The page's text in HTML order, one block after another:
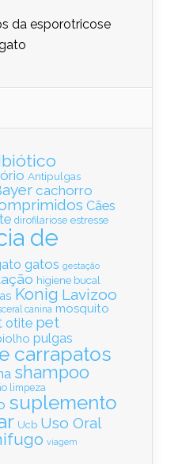
da esporotricose
Antipulgas
cachorro
Cães
dirofilariose estresse
de
gatos gestação
higiene bucal
Konig Lavizoo
canina mosquito
otite pet
pulgas
carrapatos
shampoo
limpeza
suplemento
Ucb Uso Oral
viagem